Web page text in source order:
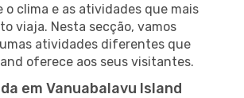
o clima e as atividades que mais
viaja. Nesta secção, vamos
atividades diferentes que
oferece aos seus visitantes.
em Vanuabalavu Island